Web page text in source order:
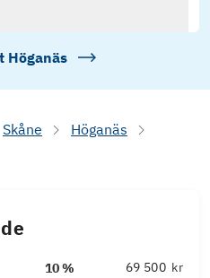
Höganäs
Skåne
Höganäs
10 % kr